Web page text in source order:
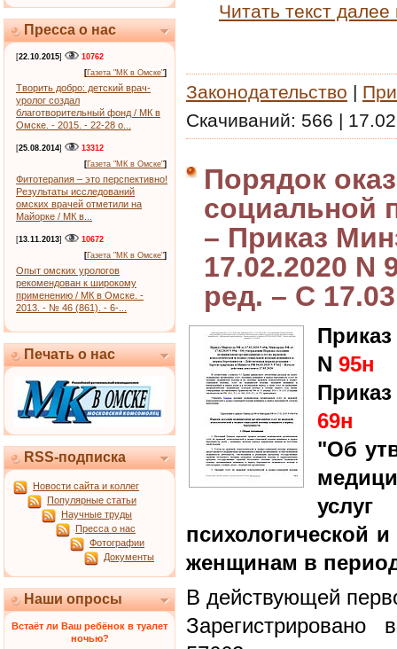
Пресса о нас
[22.10.2015]
10762
[Газета "МК в Омске"]
Творить добро: детский врач-
уролог создал
благотворительный фонд / МК в
Омске. - 2015. - 22-28 о...
[25.08.2014]
13312
[Газета "МК в Омске"]
Фитотерапия – это перспективно!
Результаты исследований
омских врачей отметили на
Майорке / МК в...
[13.11.2013]
10672
[Газета "МК в Омске"]
Опыт омских урологов
рекомендован к широкому
применению / МК в Омске. -
2013. - № 46 (861). - 6-...
Печать о нас
RSS-подписка
Новости сайта и коллег
Популярные статьи
Научные труды
Пресса о нас
Фотографии
Документы
Наши опросы
Встаёт ли Ваш ребёнок в туалет
ночью?
Читать текст
Законодательство |
Скачиваний: 566 |
Порядок
социальной
– Приказ
17.02.2020 N
ред. – С
N 95н
69н
"Об
психологической
женщинам в
В действующей